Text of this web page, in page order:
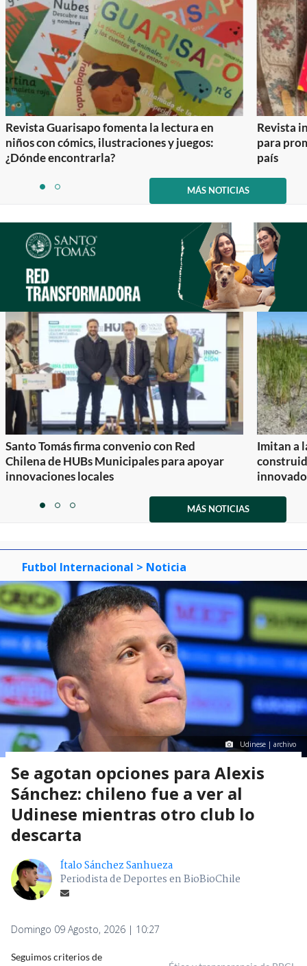
Revista Guarisapo fomenta la lectura en
niños con cómics, ilustraciones y juegos:
¿Dónde encontrarla?
Revista
para
país
itemitem
2
MÁS NOTICIAS
Santo Tomás firma convenio con Red
Chilena de HUBs Municipales para apoyar
innovaciones locales
Imitan a
itemitemitem
MÁS NOTICIAS
Futbol Internacional > Noticia
Udinese | archivo
Se agotan opciones para Alexis
Sánchez: chileno fue a ver al
Udinese mientras otro club lo
descarta
Ítalo Sánchez Sanhueza
Periodista de Deportes en BioBioChile
Domingo 09 Agosto, 2026 | 10:27
Seguimos criterios de